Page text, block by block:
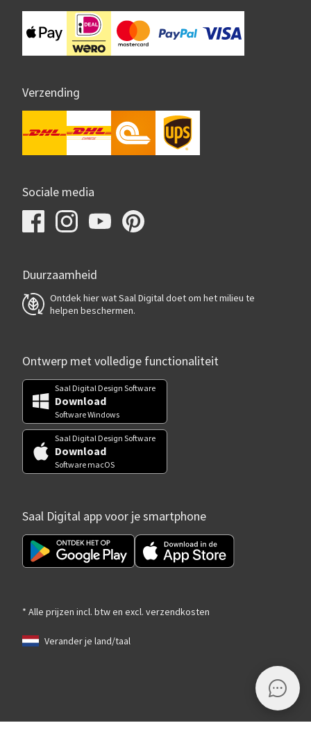
Verzending
Sociale media
Duurzaamheid
Ontdek hier wat Saal Digital doet om het milieu te
helpen beschermen.
Ontwerp met volledige functionaliteit
Saal Digital Design Software
Download
Software Windows
Saal Digital Design Software
Download
Software macOS
Saal Digital app voor je smartphone
* Alle prijzen incl. btw en excl. verzendkosten
Verander je land/taal